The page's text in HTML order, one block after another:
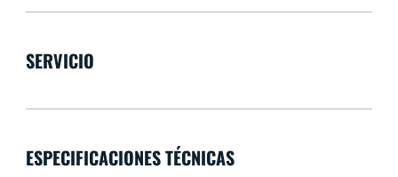
SERVICIO
ESPECIFICACIONES TÉCNICAS